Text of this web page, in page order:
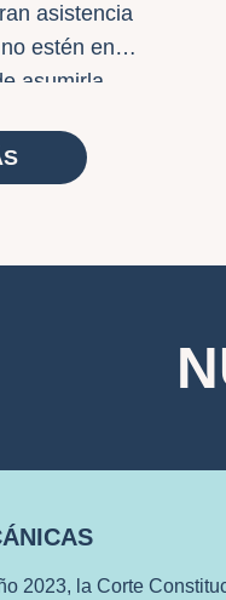
asistencia
estén en
asumirla.
2023, la Corte